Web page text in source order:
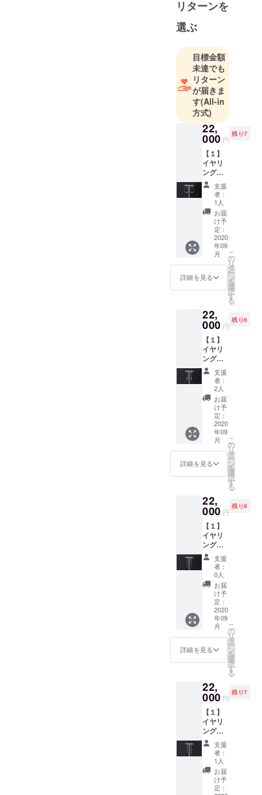
テレビドラ
マ「SUITS」
「初めて恋
をした日に
読む話」
「偽装不
倫」や朝の
ニュース番
組などで衣
装協力、web
メディアに
も多数掲
リターンを
選ぶ
目標金額
未達でも
リターン
が届きま
す(All-in
方式)
22,
000 円
残り7
【１】
イヤリ
ング
（Halo
）１ペ
ア…大
胆な円
を描い
た、シ
ンプル
ながら
も印象
的なデ
ザイ
ン。ハ
ンドメ
絶妙な
叩き具
合のテ
クス
チャー
がよい
アクセ
ント
に。 ・
素材
K10・
シリコ
ン ・サ
イズ
W 約
2.4cm
H 約
径約
2.4cm
）
【２】
CAMPF
IRE限定
特典
（ギフ
ト包装
ORジュ
エリー
クロ
ス） ※
在庫に
よりデ
ザイン
が変わ
す。 ・
送料と
込みで
す。 ・
2020年
9月上旬
より順
次発送
予定で
す。
支援
者：
1人
お届
け予
定：
2020
年09
月
詳細を見る
こ
の
リ
タ
ー
ン
を
選
択
す
る
22,
000 円
残り6
【１】
イヤリ
ング
（Innoc
ence【
ラブラ
ドライ
ト】）
１ペ
ア…幻
想的な
ブルー
に輝く
ブルー
ラブラ
ドライ
用して
いま
す。グ
レーの
天然石
です
が、角
度に
よって
見せる
ブルー
の表情
が魅惑
的。※天
然石の
ため、
目立た
ヒビが
ある場
合がご
ざいま
すが、
天然の
愛らし
い個性
として
愛着を
持って
頂けた
支援
者：
2人
お届
け予
定：
2020
年09
月
詳細を見る
こ
の
リ
タ
ー
ン
を
選
択
す
る
22,
000 円
残り8
【１】
イヤリ
ング
（Innoc
ence【
ラピス
ラズ
リ】）
１ペ
ア…ラ
ピスラ
ズリ
は、
青々と
したブ
ルーが
カッ
ティン
グが施
されて
いて、
キラリ
と輝き
ます。
濃いブ
ルーが
肌に綺
麗に映
支援
者：
0人
お届
け予
定：
2020
年09
月
詳細を見る
こ
の
リ
タ
ー
ン
を
選
択
す
る
22,
000 円
残り7
【１】
イヤリ
ング
（Weav
e ER）
１ペ
ア…
サーク
ルと小
支援
者：
1人
お届
け予
定：